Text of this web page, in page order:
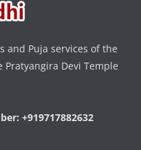
and Puja services of the
Pratyangira Devi Temple
+919717882632